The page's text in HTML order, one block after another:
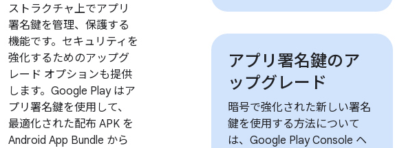
ストラクチャ上でアプリ
署名鍵を管理、保護する
機能です。セキュリティを
強化するためのアップグ
レード オプションも提供
します。Google Play はア
プリ署名鍵を使用して、
最適化された配布 APK を
Android App Bundle から
アプリ署名鍵のア
ップグレード
暗号で強化された新しい署名
鍵を使用する方法について
は、Google Play Console ヘ